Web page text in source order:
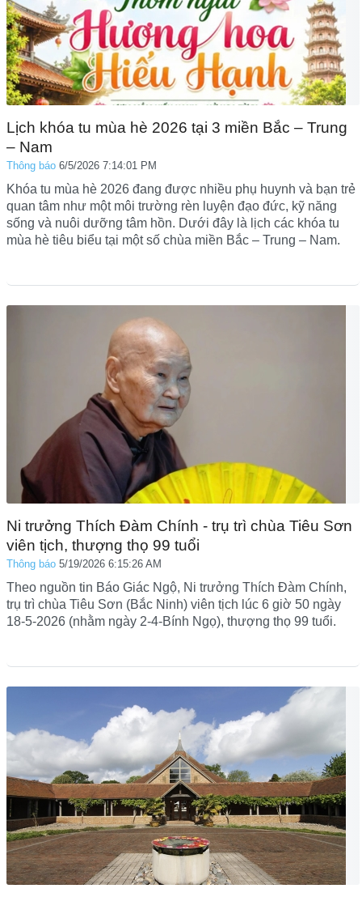
Lịch khóa tu mùa hè 2026 tại 3 miền Bắc – Trung
– Nam
Thông báo 6/5/2026 7:14:01 PM
Khóa tu mùa hè 2026 đang được nhiều phụ huynh và bạn trẻ
quan tâm như một môi trường rèn luyện đạo đức, kỹ năng
sống và nuôi dưỡng tâm hồn. Dưới đây là lịch các khóa tu
mùa hè tiêu biểu tại một số chùa miền Bắc – Trung – Nam.
Ni trưởng Thích Đàm Chính - trụ trì chùa Tiêu Sơn
viên tịch, thượng thọ 99 tuổi
Thông báo 5/19/2026 6:15:26 AM
Theo nguồn tin Báo Giác Ngộ, Ni trưởng Thích Đàm Chính,
trụ trì chùa Tiêu Sơn (Bắc Ninh) viên tịch lúc 6 giờ 50 ngày
18-5-2026 (nhằm ngày 2-4-Bính Ngọ), thượng thọ 99 tuổi.